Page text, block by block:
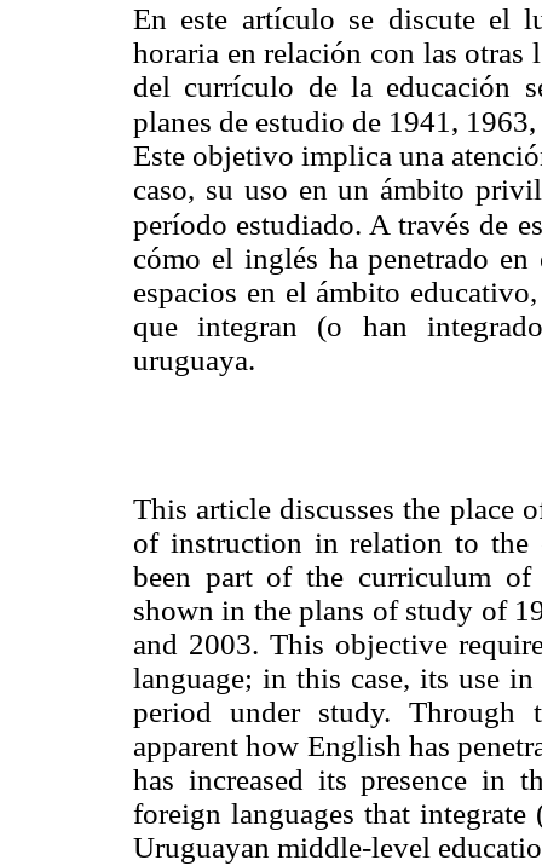
En este artículo se discute el
horaria en relación con las otras
del currículo de la educación
planes de estudio de 1941,
Este objetivo implica una
caso, su uso en un ámbito
período estudiado. A través de
cómo el inglés ha penetrado
espacios en el ámbito
que integran (o han
uruguaya.
This article discusses the place
of instruction in relation to the
been part of the curriculum of
shown in the plans of study of
and 2003. This objective
language; in this case, its use
period under study. Through
apparent how English has
has increased its presence in
foreign languages that
Uruguayan middle-level